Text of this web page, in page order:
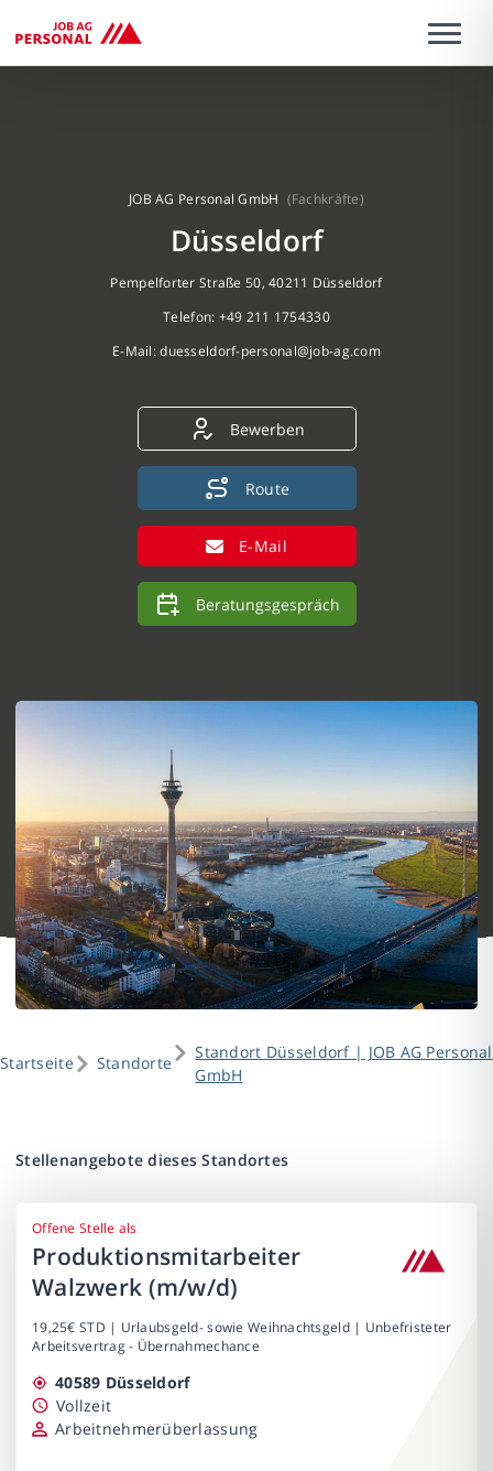
JOB AG Personal GmbH (Fachkräfte)
Düsseldorf
Pempelforter Straße 50, 40211 Düsseldorf
Telefon: +49 211 1754330
E-Mail:duesseldorf-personal@job-ag.com
Bewerben
Route
E-Mail
Beratungsgespräch
Startseite Standorte
Standort Düsseldorf | JOB AG Personal
GmbH
Stellenangebote dieses Standortes
Offene Stelle als
Produktionsmitarbeiter
Walzwerk (m/w/d)
19,25€ STD | Urlaubsgeld- sowie Weihnachtsgeld | Unbefristeter
Arbeitsvertrag - Übernahmechance
40589 Düsseldorf
Vollzeit
Arbeitnehmerüberlassung